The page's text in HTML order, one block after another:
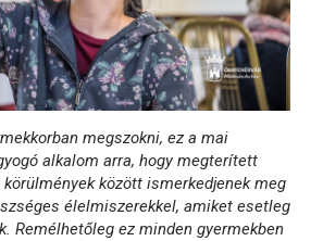
megszokni, ez a mai
alkalom arra, hogy megterített
között ismerkedjenek meg
élelmiszerekkel, amiket esetleg
Remélhetőleg ez minden gyermekben